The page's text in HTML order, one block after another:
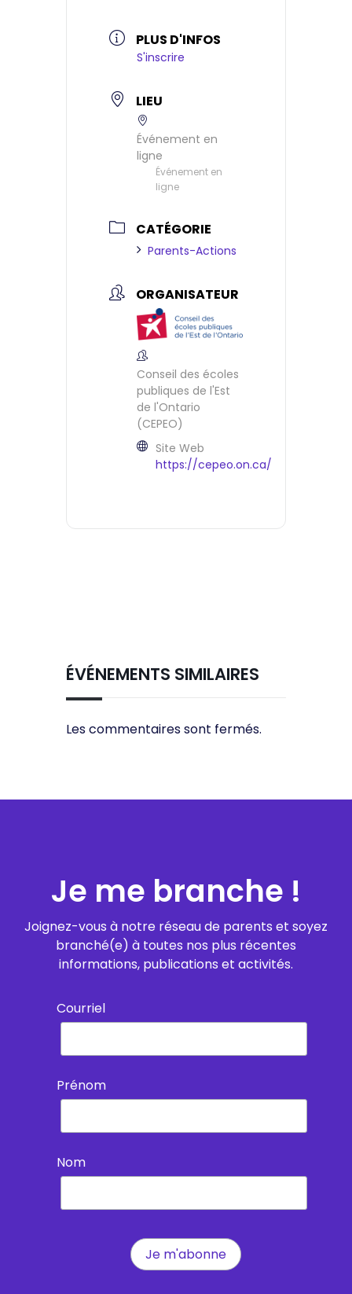
PLUS D'INFOS
S'inscrire
LIEU
Événement en
ligne
Événement en
ligne
CATÉGORIE
Parents-Actions
ORGANISATEUR
Conseil des écoles
publiques de l'Est
de l'Ontario
(CEPEO)
Site Web
https://cepeo.on.ca/
ÉVÉNEMENTS SIMILAIRES
Les commentaires sont fermés.
Je me branche !
Joignez-vous à notre réseau de parents et soyez
branché(e) à toutes nos plus récentes
informations, publications et activités.
Courriel
Prénom
Nom